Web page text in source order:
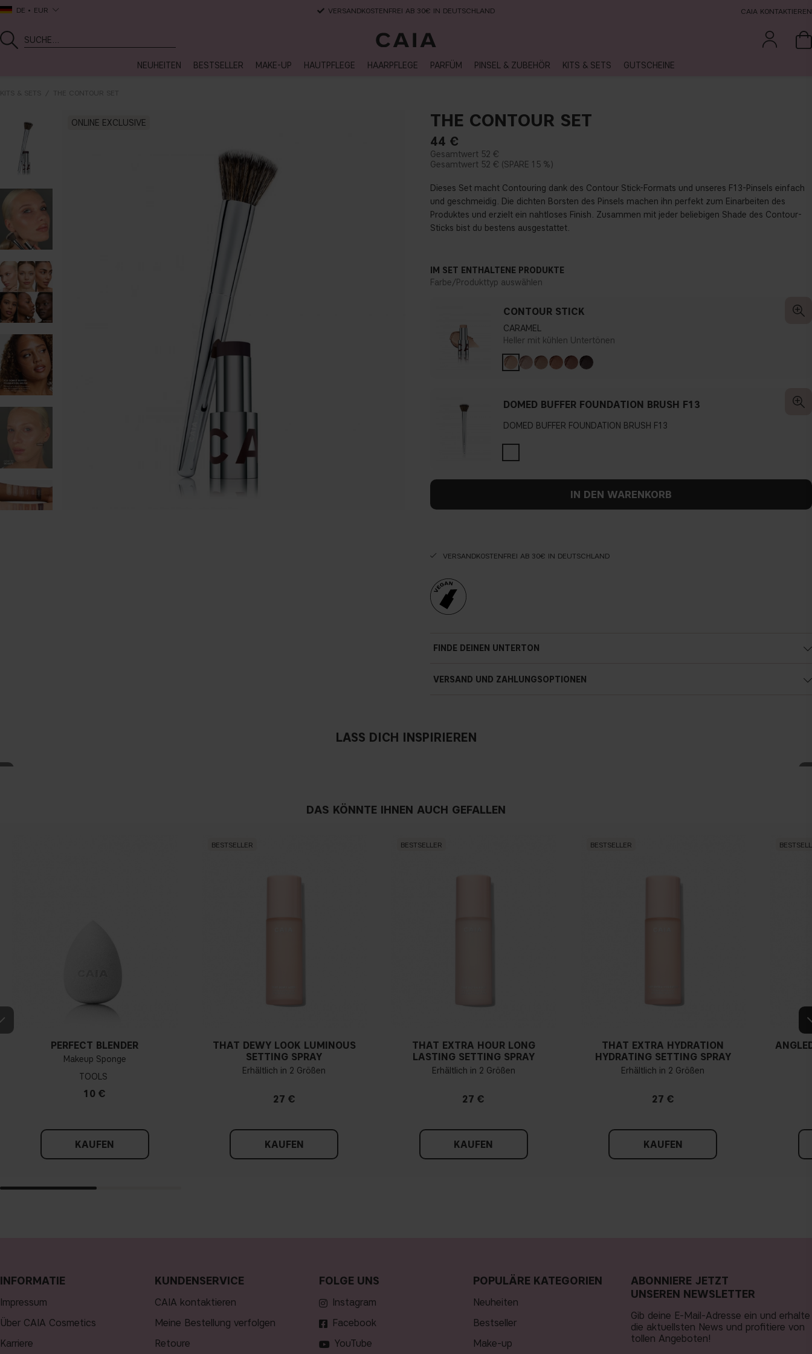
DE EUR VERSANDKOSTENFREI AB 30€ IN DEUTSCHLAND CAIA KONTAKTIEREN
NEUHEITEN BESTSELLER MAKE-UP HAUTPFLEGE HAARPFLEGE PARFÜM PINSEL & ZUBEHÖR KITS & SETS GUTSCHEINE
KITS & SETS THE CONTOUR SET
ONLINE EXCLUSIVE THE CONTOUR SET
44 €
52 €
52 €
15 %
Dieses Set macht Contouring dank des Contour Stick-Formats und unseres F13-Pinsels einfach
und geschmeidig. Die dichten Borsten des Pinsels machen ihn perfekt zum Einarbeiten des
Produktes und erzielt ein nahtloses Finish. Zusammen mit jeder beliebigen Shade des Contour-
Sticks bist du bestens ausgestattet.
IM SET ENTHALTENE PRODUKTE
Farbe/Produkttyp auswählen
CONTOUR STICK
CARAMEL
Heller mit kühlen Untertönen
DOMED BUFFER FOUNDATION BRUSH F13
DOMED BUFFER FOUNDATION BRUSH F13
IN DEN WARENKORB
VERSANDKOSTENFREI AB 30€ IN DEUTSCHLAND
FINDE DEINEN UNTERTON
Blauer, rosa oder rötlicher teint
VERSAND UND ZAHLUNGSOPTIONEN
LASS DICH INSPIRIEREN
DAS KÖNNTE IHNEN AUCH GEFALLEN
PERFECT BLENDER
Makeup Sponge
TOOLS
10 €
KAUFEN
BESTSELLER
THAT DEWY LOOK LUMINOUS
SETTING SPRAY
Erhältlich in 2 Größen
27 €
KAUFEN
BESTSELLER
THAT EXTRA HOUR LONG
LASTING SETTING SPRAY
Erhältlich in 2 Größen
27 €
KAUFEN
BESTSELLER
THAT EXTRA HYDRATION
HYDRATING SETTING SPRAY
Erhältlich in 2 Größen
27 €
KAUFEN
INFORMATIE
Impressum
Über CAIA Cosmetics
Karriere
KUNDENSERVICE
CAIA kontaktieren
Meine Bestellung verfolgen
Retoure
FOLGE UNS
Instagram
Facebook
YouTube
POPULÄRE KATEGORIEN
neuheiten
bestseller
make-up
ABONNIERE JETZT
UNSEREN NEWSLETTER
Gib deine E-Mail-Adresse ein und erhalte
die aktuellsten News und profitiere von
tollen Angeboten!